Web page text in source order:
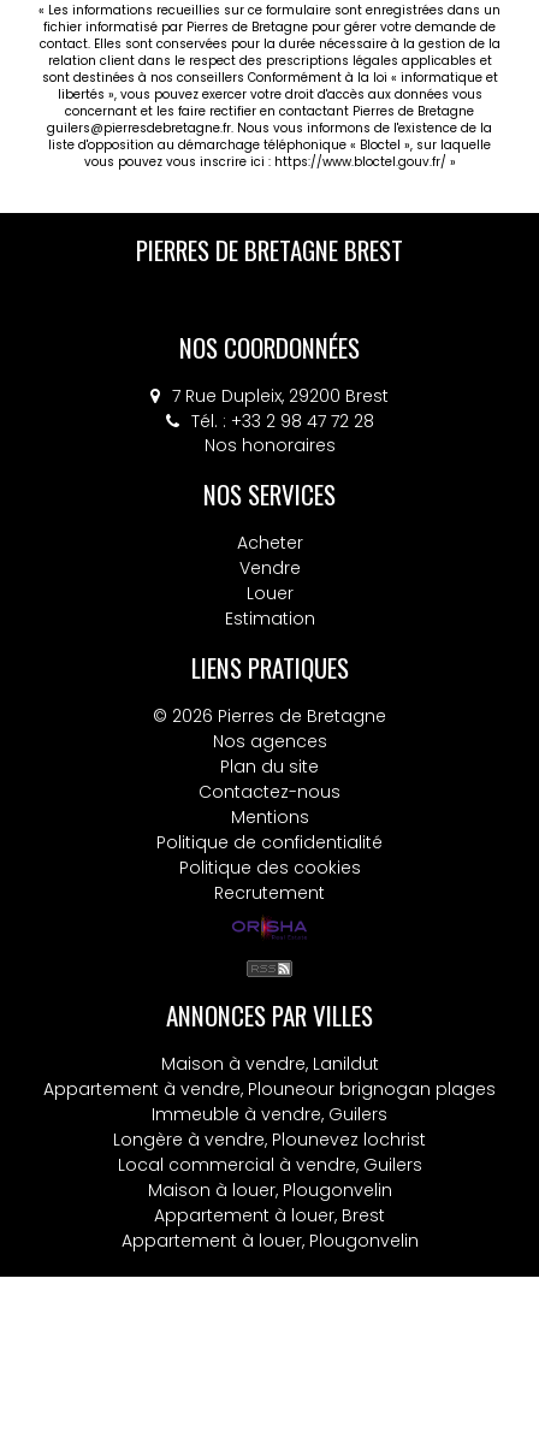
« Les informations recueillies sur ce formulaire sont enregistrées dans un
fichier informatisé par Pierres de Bretagne pour gérer votre demande de
contact. Elles sont conservées pour la durée nécessaire à la gestion de la
relation client dans le respect des prescriptions légales applicables et
sont destinées à nos conseillers Conformément à la loi « informatique et
libertés », vous pouvez exercer votre droit d'accès aux données vous
concernant et les faire rectifier en contactant Pierres de Bretagne
guilers@pierresdebretagne.fr. Nous vous informons de l'existence de la
liste d'opposition au démarchage téléphonique « Bloctel », sur laquelle
vous pouvez vous inscrire ici : https://www.bloctel.gouv.fr/ »
PIERRES DE BRETAGNE BREST
NOS COORDONNÉES
7 Rue Dupleix, 29200 Brest
Tél. : +33 2 98 47 72 28
Nos honoraires
PIERRES DE BRETAGNE GUILERS
NOS COORDONNÉES
30 rue Charles de Gaulle, 29820 GUILERS
Tél. : +33 2 98 36 40 20
Nos honoraires
NOS SERVICES
Acheter
Vendre
Louer
Estimation
LIENS PRATIQUES
© 2026 Pierres de Bretagne
Nos agences
Plan du site
Contactez-nous
Mentions
Politique de confidentialité
Politique des cookies
Recrutement
ANNONCES PAR VILLES
Maison à vendre, Lanildut
Appartement à vendre, Plouneour brignogan plages
Immeuble à vendre, Guilers
Longère à vendre, Plounevez lochrist
Local commercial à vendre, Guilers
Maison à louer, Plougonvelin
Appartement à louer, Brest
Appartement à louer, Plougonvelin